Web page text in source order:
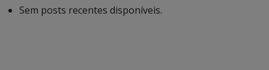
Sem posts recentes disponíveis.